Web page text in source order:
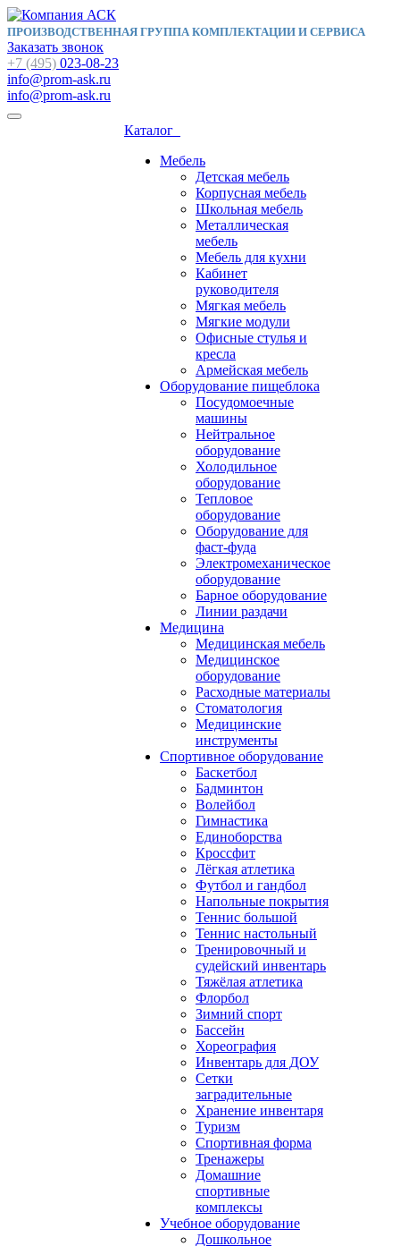
ПРОИЗВОДСТВЕННАЯ ГРУППА КОМПЛЕКТАЦИИ И СЕРВИСА
Заказать звонок
+7 (495) 023-08-23
info@prom-ask.ru
info@prom-ask.ru
Каталог
Мебель
Детская мебель
Корпусная мебель
Школьная мебель
Металлическая
мебель
Мебель для кухни
Кабинет
руководителя
Мягкая мебель
Мягкие модули
Офисные стулья и
кресла
Армейская мебель
Оборудование пищеблока
Посудомоечные
машины
Нейтральное
оборудование
Холодильное
оборудование
Тепловое
оборудование
Оборудование для
фаст-фуда
Электромеханическое
оборудование
Барное оборудование
Линии раздачи
Медицина
Медицинская мебель
Медицинское
оборудование
Расходные материалы
Стоматология
Медицинские
инструменты
Спортивное оборудование
Баскетбол
Бадминтон
Волейбол
Гимнастика
Единоборства
Кроссфит
Лёгкая атлетика
Футбол и гандбол
Напольные покрытия
Теннис большой
Теннис настольный
Тренировочный и
судейский инвентарь
Тяжёлая атлетика
Флорбол
Зимний спорт
Бассейн
Хореография
Инвентарь для ДОУ
Сетки
заградительные
Хранение инвентаря
Туризм
Спортивная форма
Тренажеры
Домашние
спортивные
комплексы
Учебное оборудование
Дошкольное